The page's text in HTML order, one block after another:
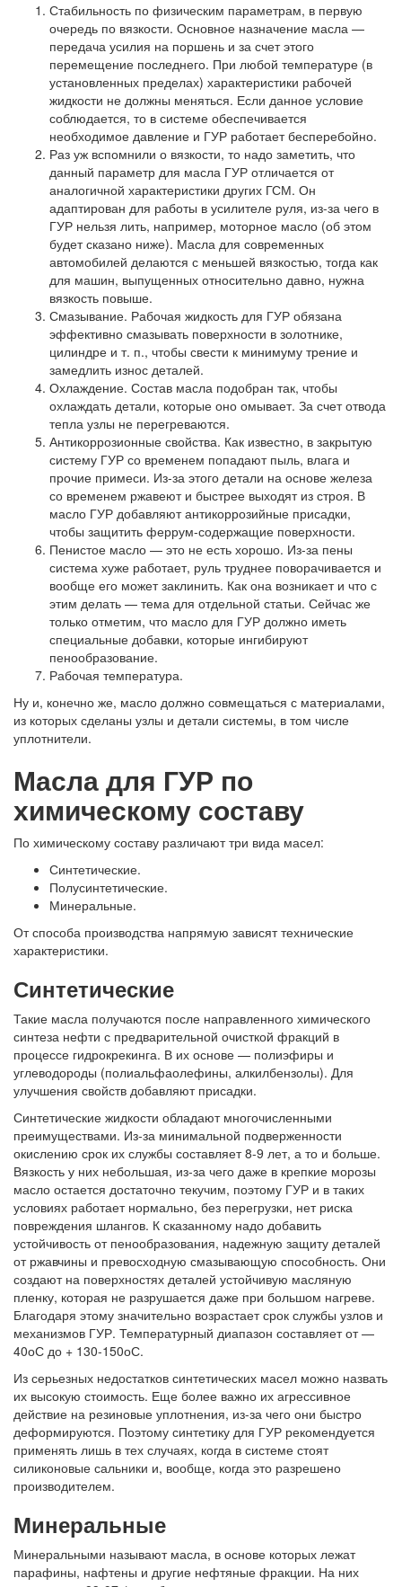
Стабильность по физическим параметрам, в первую
очередь по вязкости. Основное назначение масла —
передача усилия на поршень и за счет этого
перемещение последнего. При любой температуре (в
установленных пределах) характеристики рабочей
жидкости не должны меняться. Если данное условие
соблюдается, то в системе обеспечивается
необходимое давление и ГУР работает бесперебойно.
Раз уж вспомнили о вязкости, то надо заметить, что
данный параметр для масла ГУР отличается от
аналогичной характеристики других ГСМ. Он
адаптирован для работы в усилителе руля, из-за чего в
ГУР нельзя лить, например, моторное масло (об этом
будет сказано ниже). Масла для современных
автомобилей делаются с меньшей вязкостью, тогда как
для машин, выпущенных относительно давно, нужна
вязкость повыше.
Смазывание. Рабочая жидкость для ГУР обязана
эффективно смазывать поверхности в золотнике,
цилиндре и т. п., чтобы свести к минимуму трение и
замедлить износ деталей.
Охлаждение. Состав масла подобран так, чтобы
охлаждать детали, которые оно омывает. За счет отвода
тепла узлы не перегреваются.
Антикоррозионные свойства. Как известно, в закрытую
систему ГУР со временем попадают пыль, влага и
прочие примеси. Из-за этого детали на основе железа
со временем ржавеют и быстрее выходят из строя. В
масло ГУР добавляют антикоррозийные присадки,
чтобы защитить феррум-содержащие поверхности.
Пенистое масло — это не есть хорошо. Из-за пены
система хуже работает, руль труднее поворачивается и
вообще его может заклинить. Как она возникает и что с
этим делать — тема для отдельной статьи. Сейчас же
только отметим, что масло для ГУР должно иметь
специальные добавки, которые ингибируют
пенообразование.
Рабочая температура.
Ну и, конечно же, масло должно совмещаться с материалами,
из которых сделаны узлы и детали системы, в том числе
уплотнители.
Масла для ГУР по
химическому составу
По химическому составу различают три вида масел:
Синтетические.
Полусинтетические.
Минеральные.
От способа производства напрямую зависят технические
характеристики.
Синтетические
Такие масла получаются после направленного химического
синтеза нефти с предварительной очисткой фракций в
процессе гидрокрекинга. В их основе — полиэфиры и
углеводороды (полиальфаолефины, алкилбензолы). Для
улучшения свойств добавляют присадки.
Синтетические жидкости обладают многочисленными
преимуществами. Из-за минимальной подверженности
окислению срок их службы составляет 8-9 лет, а то и больше.
Вязкость у них небольшая, из-за чего даже в крепкие морозы
масло остается достаточно текучим, поэтому ГУР и в таких
условиях работает нормально, без перегрузки, нет риска
повреждения шлангов. К сказанному надо добавить
устойчивость от пенообразования, надежную защиту деталей
от ржавчины и превосходную смазывающую способность. Они
создают на поверхностях деталей устойчивую масляную
пленку, которая не разрушается даже при большом нагреве.
Благодаря этому значительно возрастает срок службы узлов и
механизмов ГУР. Температурный диапазон составляет от —
40оС до + 130-150оС.
Из серьезных недостатков синтетических масел можно назвать
их высокую стоимость. Еще более важно их агрессивное
действие на резиновые уплотнения, из-за чего они быстро
деформируются. Поэтому синтетику для ГУР рекомендуется
применять лишь в тех случаях, когда в системе стоят
силиконовые сальники и, вообще, когда это разрешено
производителем.
Минеральные
Минеральными называют масла, в основе которых лежат
парафины, нафтены и другие нефтяные фракции. На них